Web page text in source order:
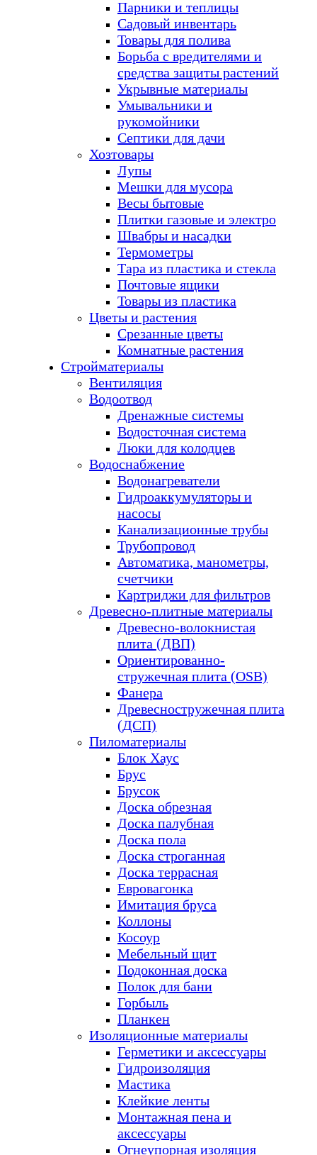
Парники и теплицы
Садовый инвентарь
Товары для полива
Борьба с вредителями и
средства защиты растений
Укрывные материалы
Умывальники и
рукомойники
Септики для дачи
Хозтовары
Лупы
Мешки для мусора
Весы бытовые
Плитки газовые и электро
Швабры и насадки
Термометры
Тара из пластика и стекла
Почтовые ящики
Товары из пластика
Цветы и растения
Срезанные цветы
Комнатные растения
Стройматериалы
Вентиляция
Водоотвод
Дренажные системы
Водосточная система
Люки для колодцев
Водоснабжение
Водонагреватели
Гидроаккумуляторы и
насосы
Канализационные трубы
Трубопровод
Автоматика, манометры,
счетчики
Картриджи для фильтров
Древесно-плитные материалы
Древесно-волокнистая
плита (ДВП)
Ориентированно-
стружечная плита (OSB)
Фанера
Древесностружечная плита
(ДСП)
Пиломатериалы
Блок Хаус
Брус
Брусок
Доска обрезная
Доска палубная
Доска пола
Доска строганная
Доска террасная
Евровагонка
Имитация бруса
Коллоны
Косоур
Мебельный щит
Подоконная доска
Полок для бани
Горбыль
Планкен
Изоляционные материалы
Герметики и аксессуары
Гидроизоляция
Мастика
Клейкие ленты
Монтажная пена и
аксессуары
Огнеупорная изоляция